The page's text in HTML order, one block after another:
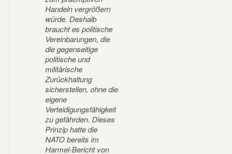
Handeln vergrößern
würde. Deshalb
braucht es politische
Vereinbarungen, die
die gegenseitige
politische und
militärische
Zurückhaltung
sicherstellen, ohne die
eigene
Verteidigungsfähigkeit
zu gefährden. Dieses
Prinzip hatte die
NATO bereits im
Harmel-Bericht von